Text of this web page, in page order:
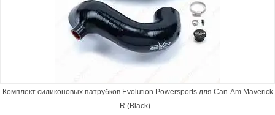
Комплект силиконовых патрубков Evolution Powersports для Can-Am Maverick
R (Black)...